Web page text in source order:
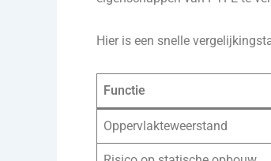
Hier is een snelle
Functie
Oppervlakteweerstand